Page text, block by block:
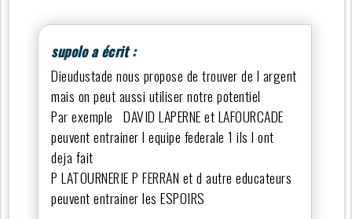
supolo a écrit :
Dieudustade nous propose de trouver de l argent
mais on peut aussi utiliser notre potentiel
Par exemple DAVID LAPERNE et LAFOURCADE
peuvent entrainer l equipe federale 1 ils l ont
deja fait
P LATOURNERIE P FERRAN et d autre educateurs
peuvent entrainer les ESPOIRS